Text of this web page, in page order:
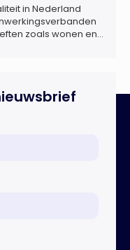
in Nederland
zoals wonen en
Kenniscentrum